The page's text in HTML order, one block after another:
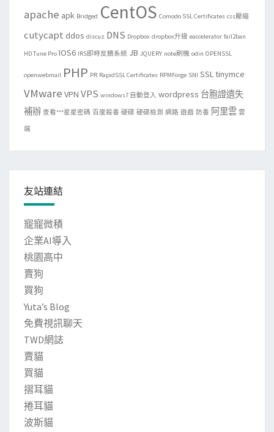
apache apk Bridged CentOS Comodo SSL Certificates css壓縮
cutycapt ddos discuz DNS Dropbox dropbox升級 eaccelerator fail2ban
HD Tune Pro IOS6 IRS即時反饋系統 JB JQUERY note刷機 odin OPENSSL
openwebmail PHP PR RapidSSL Certificates RPMForge SNI SSLtinymce
VMware VPN VPS windows7 自動登入 wordpress 台胞證遺失
補辦 查看***星星密碼 百度殺毒 硬碟 硬碟檢測 網路 遊戲 防毒 阿里雲 雲
端
友站連結
寵寵微積
企業AI導入
桃園高中
賣狗
買狗
Yuta’s Blog
免費視訊聊天
TWD網誌
賣貓
買貓
摺耳貓
捲耳貓
波斯貓